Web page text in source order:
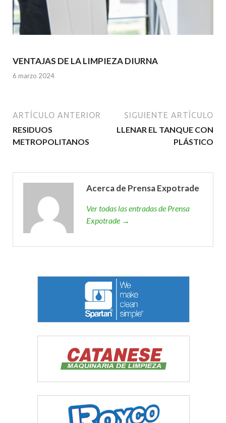
VENTAJAS DE LA LIMPIEZA DIURNA
6 marzo 2024
ARTÍCULO ANTERIOR
RESIDUOS
METROPOLITANOS
SIGUIENTE ARTÍCULO
LLENAR EL TANQUE CON
PLÁSTICO
Acerca de Prensa Expotrade
Ver todas las entradas de Prensa
Expotrade →